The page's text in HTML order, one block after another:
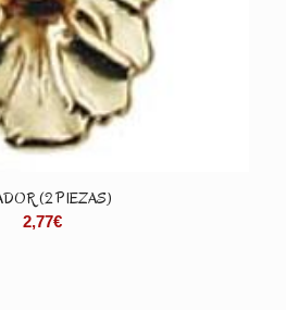
(2 PIEZAS)
2,77€